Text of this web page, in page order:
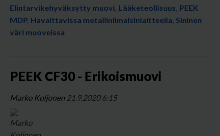
Elintarvikehyväksytty muovi, Lääketeollisuus, PEEK
MDP, Havaittavissa metallinilmaisinlaitteella, Sininen
väri muoveissa
PEEK CF30 - Erikoismuovi
Marko Koljonen 21.9.2020 6:15